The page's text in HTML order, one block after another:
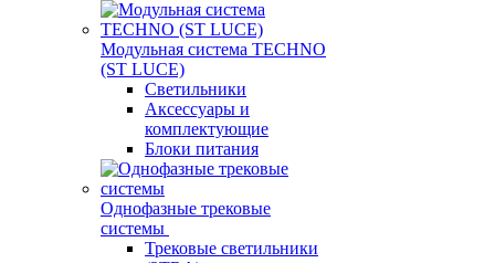
Модульная система TECHNO
(ST LUCE)
Светильники
Аксессуары и
комплектующие
Блоки питания
Однофазные трековые
системы
Трековые светильники